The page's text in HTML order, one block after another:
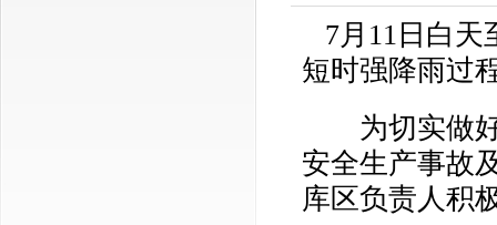
7月11日白天
短时强降雨过
为切实做好
安全生产事故
库区负责人积